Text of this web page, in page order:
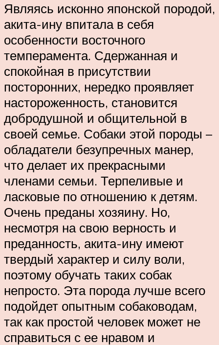
Являясь исконно японской породой,
акита-ину впитала в себя
особенности восточного
темперамента. Сдержанная и
спокойная в присутствии
посторонних, нередко проявляет
настороженность, становится
добродушной и общительной в
своей семье. Собаки этой породы –
обладатели безупречных манер,
что делает их прекрасными
членами семьи. Терпеливые и
ласковые по отношению к детям.
Очень преданы хозяину. Но,
несмотря на свою верность и
преданность, акита-ину имеют
твердый характер и силу воли,
поэтому обучать таких собак
непросто. Эта порода лучше всего
подойдет опытным собаководам,
так как простой человек может не
справиться с ее нравом и